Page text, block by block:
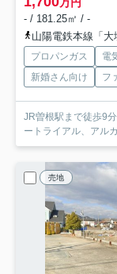
- / 181.25㎡ / -
山陽電鉄本線「
プロパンガス 電
新婚さん向け
フ
JR曽根駅まで徒歩9
ートライアル、アル
売地